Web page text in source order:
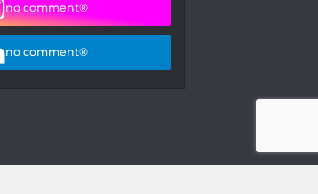
no comment®
no comment®